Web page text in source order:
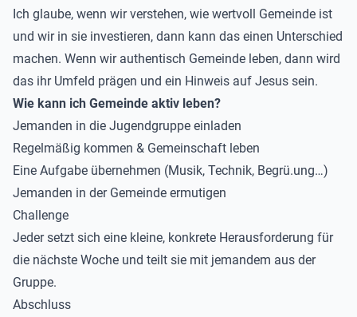
Ich glaube, wenn wir verstehen, wie wertvoll Gemeinde ist
und wir in sie investieren, dann kann das einen Unterschied
machen. Wenn wir authentisch Gemeinde leben, dann wird
das ihr Umfeld prägen und ein Hinweis auf Jesus sein.
Wie kann ich Gemeinde aktiv leben?
Jemanden in die Jugendgruppe einladen
Regelmäßig kommen & Gemeinschaft leben
Eine Aufgabe übernehmen (Musik, Technik, Begrü.ung…)
Jemanden in der Gemeinde ermutigen
Challenge
Jeder setzt sich eine kleine, konkrete Herausforderung für
die nächste Woche und teilt sie mit jemandem aus der
Gruppe.
Abschluss